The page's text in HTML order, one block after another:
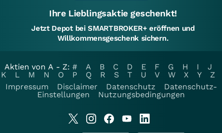
Ihre Lieblingsaktie geschenkt!
Jetzt Depot bei SMARTBROKER+ eröffnen und
Willkommensgeschenk sichern.
Aktien von A - Z: # A B C D E F G H I
J
K
L M N O P Q R S T U V W X Y
Z
Impressum
Disclaimer Datenschutz
Datenschutz-
Einstellungen
Nutzungsbedingungen